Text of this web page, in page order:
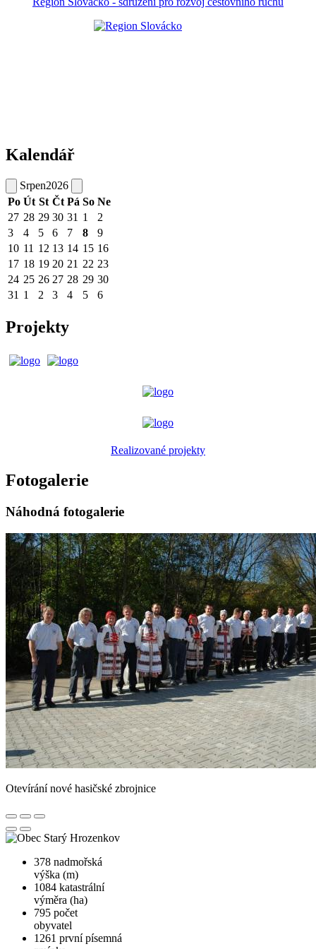
Kalendář
Srpen2026
Po Út St Čt Pá So Ne
27 28 29 30 31 1
2
3
4 5 6 7 8
9
10 11 12 13 14 15 16
17 18 19 20 21 22 23
24 25 26 27 28 29 30
31 1 2 3 4 5 6
Projekty
Realizované projekty
Fotogalerie
Náhodná fotogalerie
Otevírání nové hasičské zbrojnice
378 nadmořská
výška (m)
1084 katastrální
výměra (ha)
795 počet
obyvatel
1261 první písemná